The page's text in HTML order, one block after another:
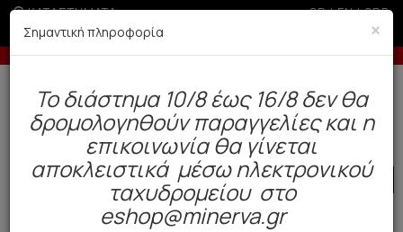
ΚΑΤΑΣΤΗΜΑΤΑ GR|EN|SRB
Έως 3 άτοκες δόσεις με πιστωτική άνω των 50€
Δωρεάν αποστολή άνω των 49€. Παράδοση σε 3-5 εργάσιμες.
Παιδί Teen Teen Tops
SALE
×
Σημαντική πληροφορία
To διάστημα 10/8 έως 16/8 δεν θα
δρομολογηθούν παραγγελίες και η
επικοινωνία θα γίνεται
αποκλειστικά μέσω ηλεκτρονικού
ταχυδρομείου στο
eshop@minerva.gr